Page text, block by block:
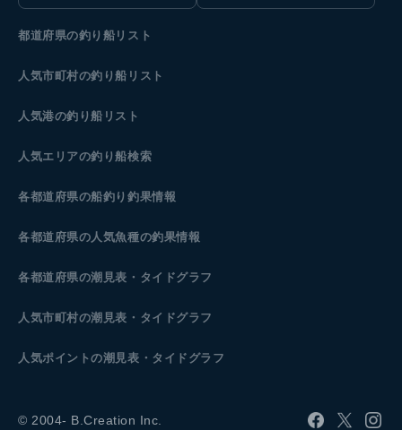
都道府県の釣り船リスト
人気市町村の釣り船リスト
人気港の釣り船リスト
人気エリアの釣り船検索
各都道府県の船釣り釣果情報
各都道府県の人気魚種の釣果情報
各都道府県の潮見表 ・タイドグラフ
人気市町村の潮見表・タイドグラフ
人気ポイントの潮見表・タイドグラフ
© 2004- B.Creation Inc.